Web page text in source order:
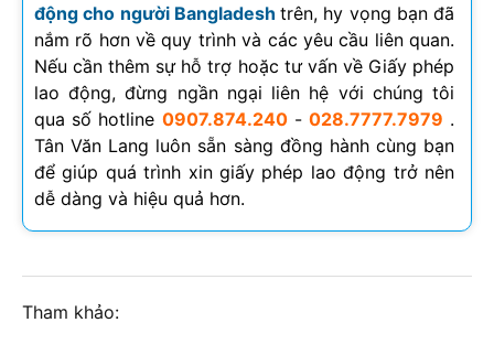
động cho người Bangladesh trên, hy vọng bạn đã
nắm rõ hơn về quy trình và các yêu cầu liên quan.
Nếu cần thêm sự hỗ trợ hoặc tư vấn về Giấy phép
lao động, đừng ngần ngại liên hệ với chúng tôi
qua số hotline 0907.874.240- 028.7777.7979 .
Tân Văn Lang luôn sẵn sàng đồng hành cùng bạn
để giúp quá trình xin giấy phép lao động trở nên
dễ dàng và hiệu quả hơn.
Tham khảo: